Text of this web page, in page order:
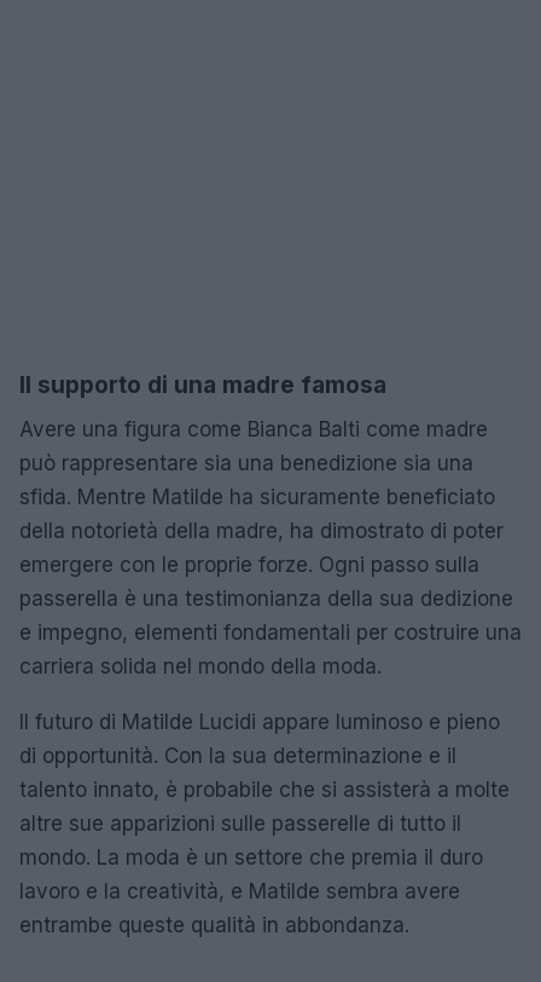
Il supporto di una madre famosa
Avere una figura come Bianca Balti come madre
può rappresentare sia una benedizione sia una
sfida. Mentre Matilde ha sicuramente beneficiato
della notorietà della madre, ha dimostrato di poter
emergere con le proprie forze. Ogni passo sulla
passerella è una testimonianza della sua dedizione
e impegno, elementi fondamentali per costruire una
carriera solida nel mondo della moda.
Il futuro di Matilde Lucidi appare luminoso e pieno
di opportunità. Con la sua determinazione e il
talento innato, è probabile che si assisterà a molte
altre sue apparizioni sulle passerelle di tutto il
mondo. La moda è un settore che premia il duro
lavoro e la creatività, e Matilde sembra avere
entrambe queste qualità in abbondanza.